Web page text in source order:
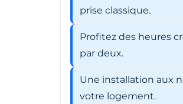
prise classique.
Profitez des heures
par deux.
Une installation aux
votre logement.